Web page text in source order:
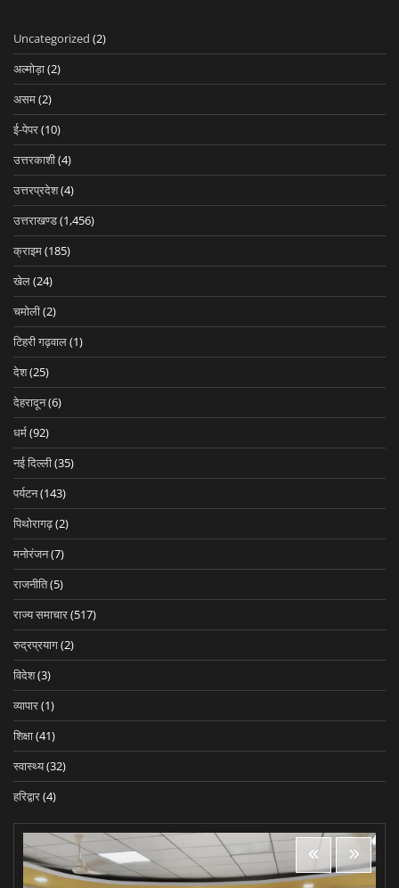
Uncategorized (2)
अल्मोड़ा(2)
असम(2)
ई-पेपर(10)
उत्तरकाशी(4)
उत्तरप्रदेश(4)
उत्तराखण्ड(1,456)
क्राइम(185)
खेल(24)
चमोली(2)
टिहरी गढ़वाल(1)
देश(25)
देहरादून(6)
धर्म(92)
नई दिल्ली(35)
पर्यटन(143)
पिथोरागढ़(2)
मनोरंजन(7)
राजनीति(5)
राज्य समाचार(517)
रुद्रप्रयाग(2)
विदेश(3)
व्यापार(1)
शिक्षा(41)
स्वास्थ्य(32)
हरिद्वार(4)